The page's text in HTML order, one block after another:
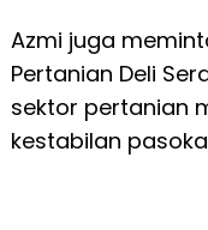
Azmi juga
Pertanian Deli
sektor pertanian
kestabilan